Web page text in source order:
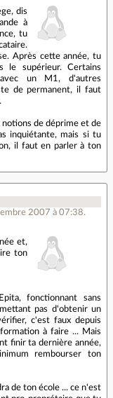
dis
à
tu
Après cette année, tu
le supérieur. Certains
un M1, d'autres
de permanent, il faut
de déprime et de
inquiétante, mais si tu
il faut en parler à ton
2007 à 07:38.
et,
ton
fonctionnant sans
pas d'obtenir un
c'est faux depuis
à faire ... Mais
finir ta dernière année,
rembourser ton
de ton école ... ce n'est